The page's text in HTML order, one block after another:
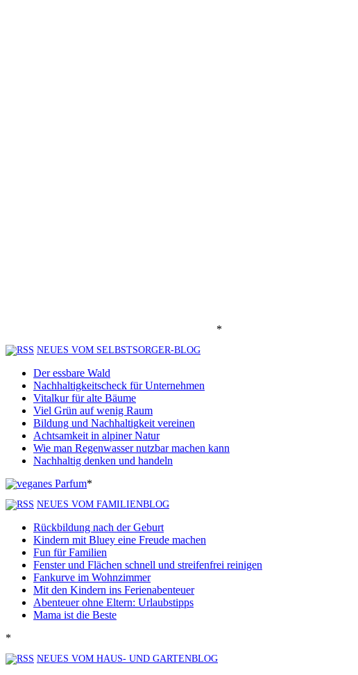
*
NEUES VOM SELBSTSORGER-BLOG
Der essbare Wald
Nachhaltigkeitscheck für Unternehmen
Vitalkur für alte Bäume
Viel Grün auf wenig Raum
Bildung und Nachhaltigkeit vereinen
Achtsamkeit in alpiner Natur
Wie man Regenwasser nutzbar machen kann
Nachhaltig denken und handeln
*
NEUES VOM FAMILIENBLOG
Rückbildung nach der Geburt
Kindern mit Bluey eine Freude machen
Fun für Familien
Fenster und Flächen schnell und streifenfrei reinigen
Fankurve im Wohnzimmer
Mit den Kindern ins Ferienabenteuer
Abenteuer ohne Eltern: Urlaubstipps
Mama ist die Beste
*
NEUES VOM HAUS- UND GARTENBLOG